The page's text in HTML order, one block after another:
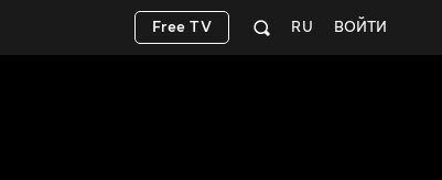
ВОЙТИ
RU
Free TV